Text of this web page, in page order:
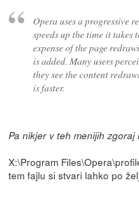
Opera uses a progressive
speeds up the time it takes
expense of the page
is added. Many users
they see the content
is faster.
Pa nikjer v teh menijih
X:\Program
tem fajlu si stvari lahko po